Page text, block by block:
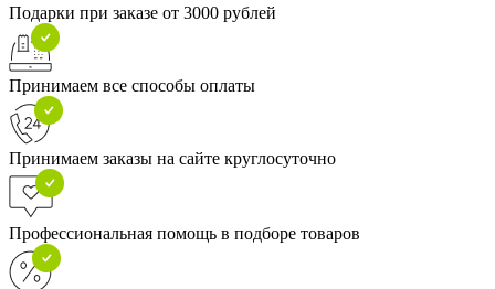
Подарки при заказе от 3000 рублей
Принимаем все способы оплаты
Принимаем заказы на сайте круглосуточно
Профессиональная помощь в подборе товаров